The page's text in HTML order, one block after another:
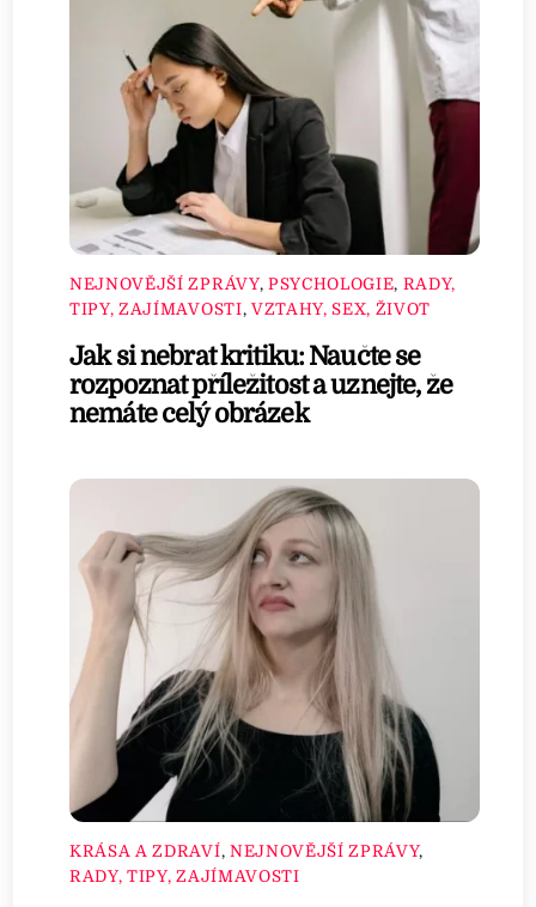
NEJNOVĚJŠÍ ZPRÁVY, PSYCHOLOGIE, RADY,
TIPY, ZAJÍMAVOSTI, VZTAHY, SEX, ŽIVOT
Jak si nebrat kritiku: Naučte se
rozpoznat příležitost a uznejte, že
nemáte celý obrázek
KRÁSA A ZDRAVÍ, NEJNOVĚJŠÍ ZPRÁVY,
RADY, TIPY, ZAJÍMAVOSTI